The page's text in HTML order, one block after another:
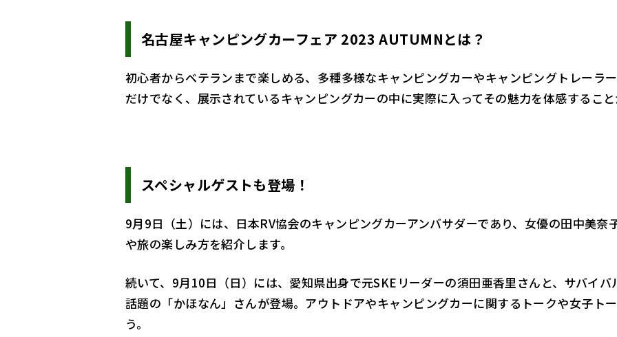
名古屋キャンピングカーフェア 2023 AUTUMNとは？
初心者からベテランまで楽しめる、多種多様なキャンピングカーやキャンピングトレーラ
だけでなく、展示されているキャンピングカーの中に実際に入ってその魅力を体感するこ
スペシャルゲストも登場！
9月9日（土）には、日本RV協会のキャンピングカーアンバサダーであり、女優の田中美奈
や旅の楽しみ方を紹介します。
続いて、9月10日（日）には、愛知県出身で元SKEリーダーの須田亜香里さんと、サバイ
話題の「かほなん」さんが登場。アウトドアやキャンピングカーに関するトークや女子ト
う。